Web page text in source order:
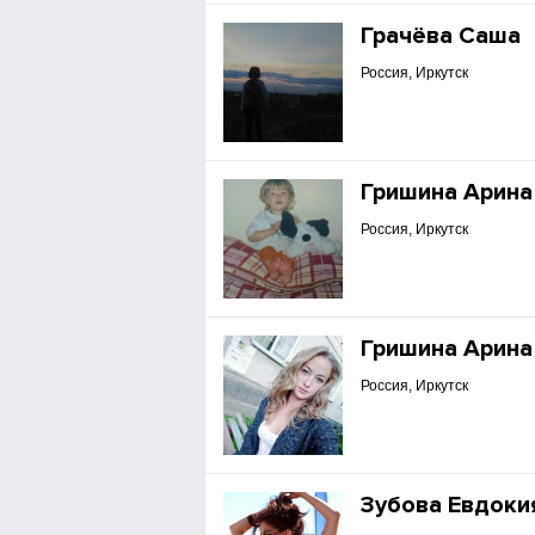
Грачёва Саша
Россия, Иркутск
Гришина Арина
Россия, Иркутск
Гришина Арина
Россия, Иркутск
Зубова